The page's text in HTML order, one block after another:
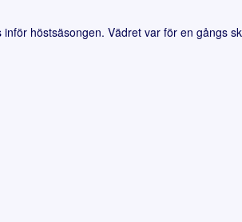
höstsäsongen. Vädret var för en gångs